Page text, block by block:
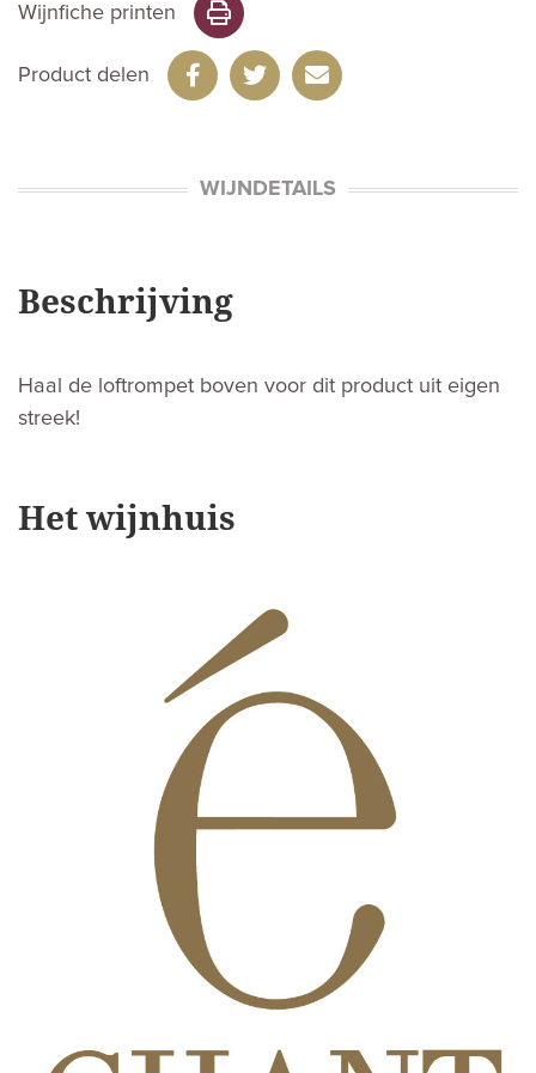
Wijnfiche printen
Product delen
WIJNDETAILS
Beschrijving
Haal de loftrompet boven voor dit product uit eigen
streek!
Het wijnhuis